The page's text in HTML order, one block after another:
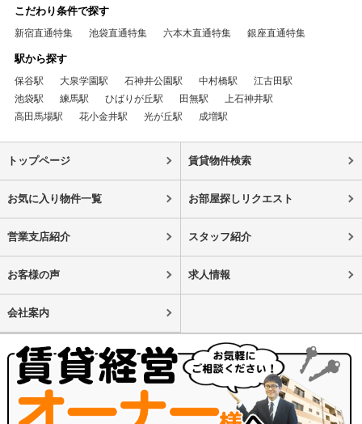
こだわり条件で探す
新宿直通特集 池袋直通特集 六本木直通特集 銀座直通特集
駅から探す
保谷駅 大泉学園駅 石神井公園駅 中村橋駅
江古田駅
池袋駅
練馬駅 ひばりが丘駅 田無駅
上石神井駅
高田馬場駅
花小金井駅 光が丘駅 成増駅
トップページ 賃貸物件検索
お気に入り物件一覧 お部屋探しリクエスト
営業支店紹介 スタッフ紹介
お客様の声 求人情報
会社案内